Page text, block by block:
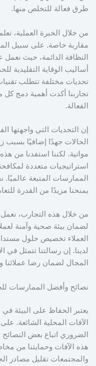
طرق فعالة للتخلص منها.
من خلال الخبرة العملية،
مقاربة خاصة. على سبيل
النظافة الدائمة، حيث
أساليب الوقاية التقليدية
تحديات مختلفة تتطلب
تجاربنا أكدت أهمية دمج كل
الفعالة.
إن التحديات التي واجهتها
الحالات جهدًا إضافيًا بسبب
مواتية. لكننا استفدنا من
استراتيجيات متعددة
الممارسات المتبعة
يمنحنا مزيدًا من القدرة
من خلال هذه التجارب، نعمل
لضمان بيئة صحية وآمنة
العملاء تخصيص حلول
لدينا. إن رسالتنا تتمثل في
المجال لضمان رضا عملائنا
نصائح وأفضل الممارسات
يعتبر الحفاظ على البيئة في
الآفات المحلية الشائعة.
الضروري اتباع بعض
هذه الآفات وحمايتنا من
والمجتمعات تقليل مصادر